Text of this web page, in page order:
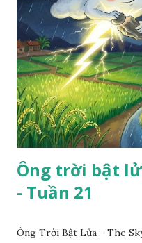
Ông trời bật
- Tuần 21
Ông Trời Bật Lửa - The